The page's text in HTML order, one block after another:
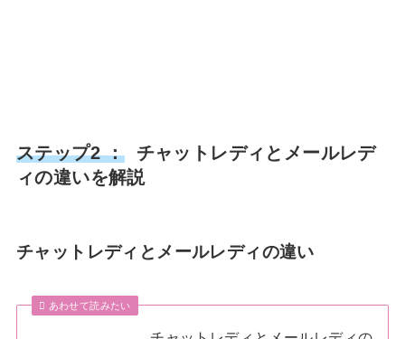
ステップ2 ：チャットレディとメールレデ
ィの違いを解説
チャットレディとメールレディの違い
あわせて読みたい